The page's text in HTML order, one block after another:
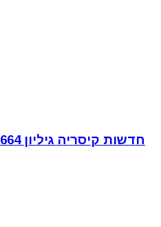
חדשות קיסריה גיליון 664